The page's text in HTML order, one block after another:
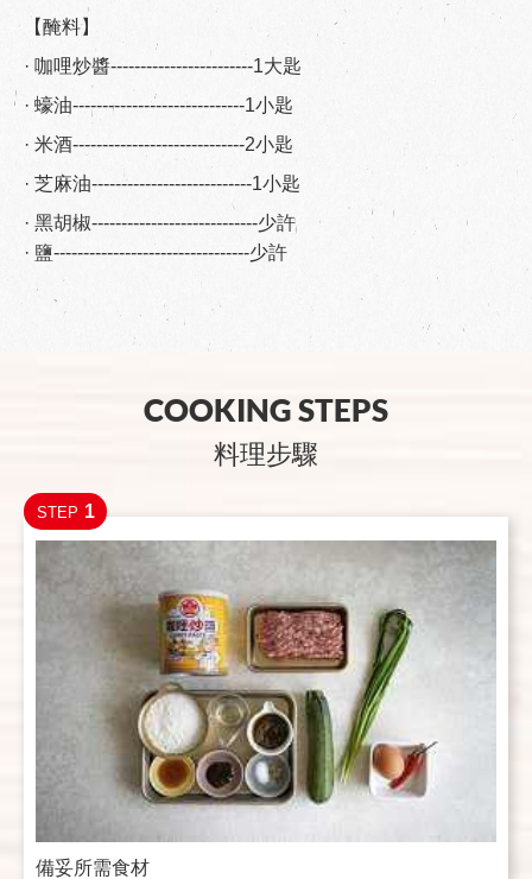
【醃料】
· 咖哩炒醬------------------------1大匙
· 蠔油-----------------------------1小匙
· 米酒-----------------------------2小匙
· 芝麻油---------------------------1小匙
· 黑胡椒----------------------------少許
· 鹽---------------------------------少許
COOKING STEPS
料理步驟
STEP 1
備妥所需食材